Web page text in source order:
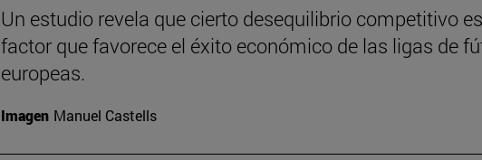
Un estudio revela que cierto desequilibrio competitivo
factor que favorece el éxito económico de las ligas de
europeas.
Imagen Manuel Castells